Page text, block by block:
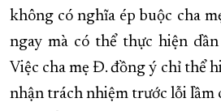
không có nghĩa ép buộc cha
ngay mà có thể thực hiện
Việc cha mẹ Đ. đồng ý chỉ thể
nhận trách nhiệm trước lỗi lầm